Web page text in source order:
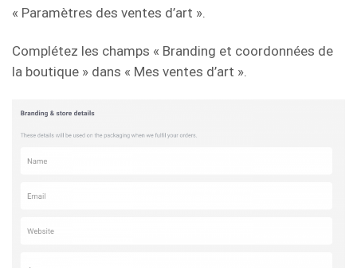
« Paramètres des ventes d’art ».
Complétez les champs « Branding et coordonnées de
la boutique » dans « Mes ventes d’art ».